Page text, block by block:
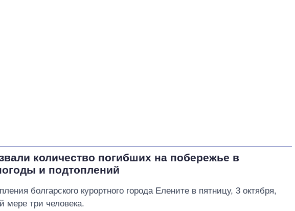
количество погибших на побережье в
и подтоплений
болгарского курортного города Елените в пятницу, 3 октября,
мере три человека.
правоохранительные
органы из-за возможного